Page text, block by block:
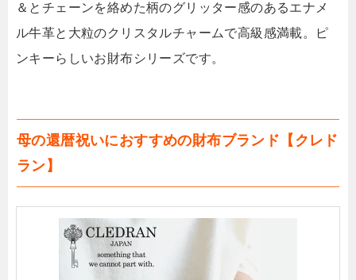
＆とチェーンを絡めた柄のグリッター感のあるエナメ
ル牛革と大粒のクリスタルチャームで高級感満載。ピ
ンキーらしいお財布シリーズです。
母の還暦祝いにおすすめの財布ブランド【クレド
ラン】